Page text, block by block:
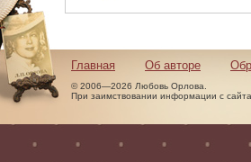
Главная Об авторе
© 2006—2026 Любовь Орлова.
При заимствовании информации с